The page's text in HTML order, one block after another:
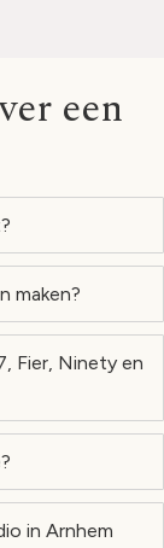
een
maken?
Fier, Ninety en
in Arnhem